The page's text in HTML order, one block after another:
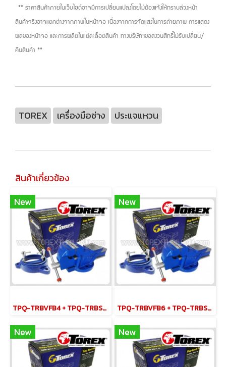
** ราคาสินค้าภายในเว็บไซต์อาจมีการเปลี่ยนแปลงโดยไม่ต้องแจ้งให้ทราบล่วงหน้า
สินค้าจริงอาจแตกต่างจากภาพในหน้าจอ เนื่องจากการจัดแสงในการถ่ายภาพ การแสดง
ผลของหน้าจอ และการผลิตในแต่ละล็อตสินค้า ทางบริษัทฯขอสงวนสิทธิ์ไม่รับเปลี่ยน/
คืนสินค้า **
TOREX เครื่องมือช่าง ประแจแหวน
สินค้าเกี่ยวข้อง
New
TPQ-TRBVFB4 + TPQ-TRBSWV4 ชุดปากกาจับชิ้นงาน 100 มม. (4") พร้อมฐานหมุน
New
TPQ-TRBVFB6 + TPQ-TRBSWV6 ชุดปากกาจับชิ้นงาน 150 มม. (6") พร้อมฐานหมุน
New New